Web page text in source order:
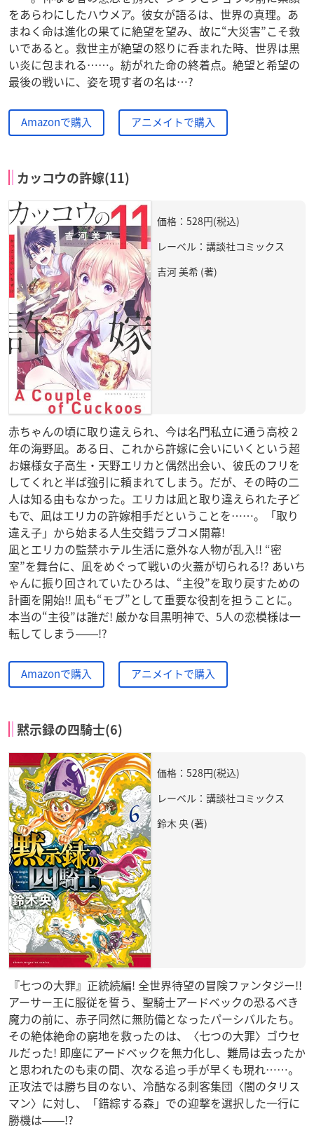
をあらわにしたハウメア。彼女が語るは、世界の真理。あ
まねく命は進化の果てに絶望を望み、故に“大災害”こそ救
いであると。救世主が絶望の怒りに呑まれた時、世界は黒
い炎に包まれる……。紡がれた命の終着点。絶望と希望の
最後の戦いに、姿を現す者の名は…?
Amazonで購入 アニメイトで購入
カッコウの許嫁(11)
価格：528円(税込)
レーベル：講談社コミックス
吉河 美希 (著)
赤ちゃんの頃に取り違えられ、今は名門私立に通う高校 2
年の海野凪。ある日、これから許嫁に会いにいくという超
お嬢様女子高生・天野エリカと偶然出会い、彼氏のフリを
してくれと半ば強引に頼まれてしまう。だが、その時の二
人は知る由もなかった。エリカは凪と取り違えられた子ど
もで、凪はエリカの許嫁相手だということを……。「取り
違え子」から始まる人生交錯ラブコメ開幕!
凪とエリカの監禁ホテル生活に意外な人物が乱入!! “密
室”を舞台に、凪をめぐって戦いの火蓋が切られる!? あいち
ゃんに振り回されていたひろは、“主役”を取り戻すための
計画を開始!! 凪も“モブ”として重要な役割を担うことに。
本当の“主役”は誰だ! 厳かな目黒明神で、5人の恋模様は一
転してしまう――!?
Amazonで購入 アニメイトで購入
黙示録の四騎士(6)
価格：528円(税込)
レーベル：講談社コミックス
鈴木 央 (著)
『七つの大罪』正統続編! 全世界待望の冒険ファンタジー!!
アーサー王に服従を誓う、聖騎士アードベックの恐るべき
魔力の前に、赤子同然に無防備となったパーシバルたち。
その絶体絶命の窮地を救ったのは、〈七つの大罪〉ゴウセ
ルだった! 即座にアードベックを無力化し、難局は去ったか
と思われたのも束の間、次なる追っ手が早くも現れ……。
正攻法では勝ち目のない、冷酷なる刺客集団〈闇のタリス
マン〉に対し、「錯綜する森」での迎撃を選択した一行に
勝機は――!?